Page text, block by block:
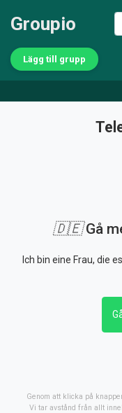
Groupio
Lägg till grupp
🇩🇪Gå
Ich bin eine Frau, die
Genom att klicka på
Vi tar avstånd från allt